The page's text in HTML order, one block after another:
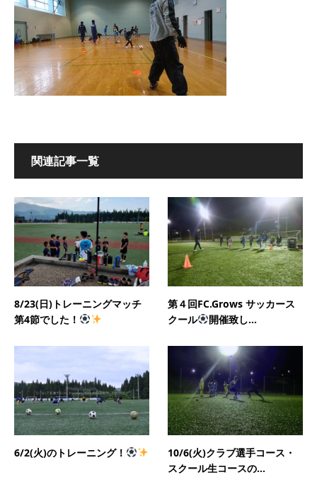
関連記事一覧
8/23(日)トレーニングマッチ
第4節でした！
第４回FC.Grows サッカース
クール
開催致し...
6/2(火)のトレーニング！
10/6(火)クラブ選手コース・
スクール生コースの...